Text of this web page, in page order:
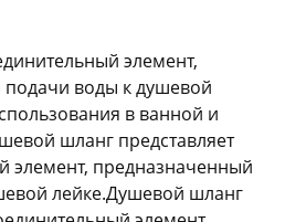
элемент,
воды к душевой
в ванной и
шланг представляет
элемент, предназначенный
лейке.Душевой шланг